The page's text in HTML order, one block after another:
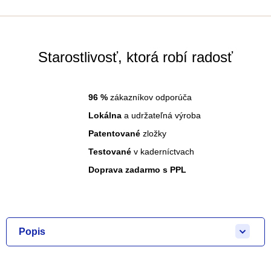
Starostlivosť, ktorá robí radosť
96 % zákazníkov odporúča
Lokálna a udržateľná výroba
Patentované zložky
Testované v kaderníctvach
Doprava zadarmo s PPL
Popis